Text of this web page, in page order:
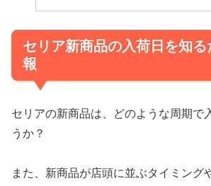
セリア新商品の入荷日を知
報
セリアの新商品は、どのような周期で
うか？
また、新商品が店頭に並ぶタイミング